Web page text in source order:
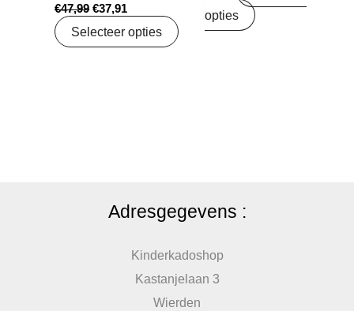
€47,99 €37,91
Selecteer opties
opties
Adresgegevens :
Kinderkadoshop
Kastanjelaan 3
Wierden